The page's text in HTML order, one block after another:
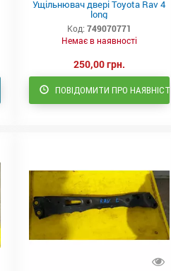
Ущільнювач двері Toyota Rav 4
long
Код: 749070771
Немає в наявності
250,00 грн.
ПОВІДОМИТИ ПРО НАЯВНІСТЬ